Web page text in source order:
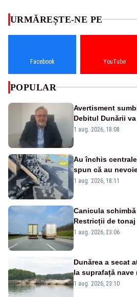
URMĂREȘTE-NE PE
Facebook YouTube
POPULAR
Avertisment
Debitul Dunării
Cernavodă s-ar
1 aug. 2026, 18:08
Au închis
spun că au
pasează vina în
1 aug. 2026, 18:11
Canicula
Restricții de
județe
1 aug. 2026, 23:06
Dunărea a secat
la suprafață
război mondial
1 aug. 2026, 23:10